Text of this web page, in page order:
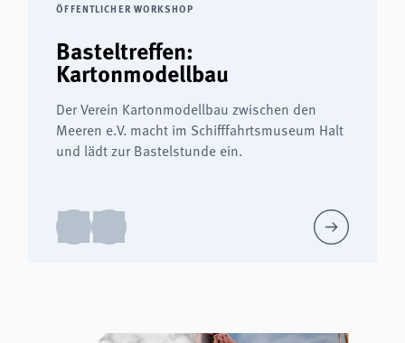
ÖFFENTLICHER WORKSHOP
Basteltreffen:
Kartonmodellbau
Der Verein Kartonmodellbau zwischen den
Meeren e.V. macht im Schifffahrtsmuseum Halt
und lädt zur Bastelstunde ein.